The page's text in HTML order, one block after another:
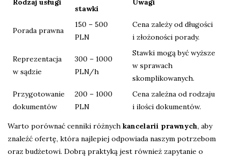
Rodzaj usługi
stawki
Uwagi
Porada prawna
150 – 500
PLN
Cena zależy od długości
i złożoności porady.
Reprezentacja
w sądzie
300 – 1000
PLN/h
Stawki mogą być wyższe
w sprawach
skomplikowanych.
Przygotowanie
dokumentów
200 – 1000
PLN
Cena zależna od rodzaju
i ilości dokumentów.
Warto porównać cenniki różnych kancelarii prawnych, aby
znaleźć ofertę, która najlepiej odpowiada naszym potrzebom
oraz budżetowi. Dobrą praktyką jest również zapytanie o